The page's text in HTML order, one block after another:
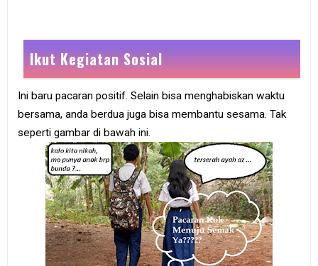
Ikut Kegiatan Sosial
Ini baru pacaran positif. Selain bisa menghabiskan waktu
bersama, anda berdua juga bisa membantu sesama. Tak
seperti gambar di bawah ini.